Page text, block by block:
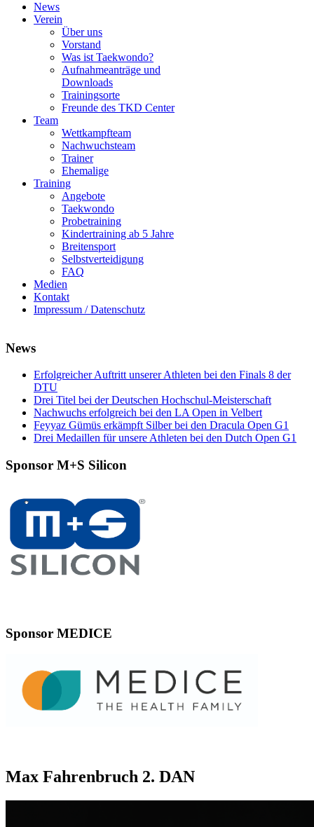
News
Verein
Über uns
Vorstand
Was ist Taekwondo?
Aufnahmeanträge und
Downloads
Trainingsorte
Freunde des TKD Center
Team
Wettkampfteam
Nachwuchsteam
Trainer
Ehemalige
Training
Angebote
Taekwondo
Probetraining
Kindertraining ab 5 Jahre
Breitensport
Selbstverteidigung
FAQ
Medien
Kontakt
Impressum / Datenschutz
News
Erfolgreicher Auftritt unserer Athleten bei den Finals 8 der
DTU
Drei Titel bei der Deutschen Hochschul-Meisterschaft
Nachwuchs erfolgreich bei den LA Open in Velbert
Feyyaz Gümüs erkämpft Silber bei den Dracula Open G1
Drei Medaillen für unsere Athleten bei den Dutch Open G1
Sponsor M+S Silicon
Sponsor MEDICE
Max Fahrenbruch 2. DAN